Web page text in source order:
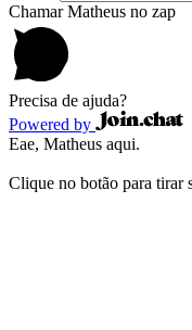
Chamar Matheus no zap
Precisa de ajuda?
Powered by
Eae, Matheus aqui.
Clique no botão para tirar